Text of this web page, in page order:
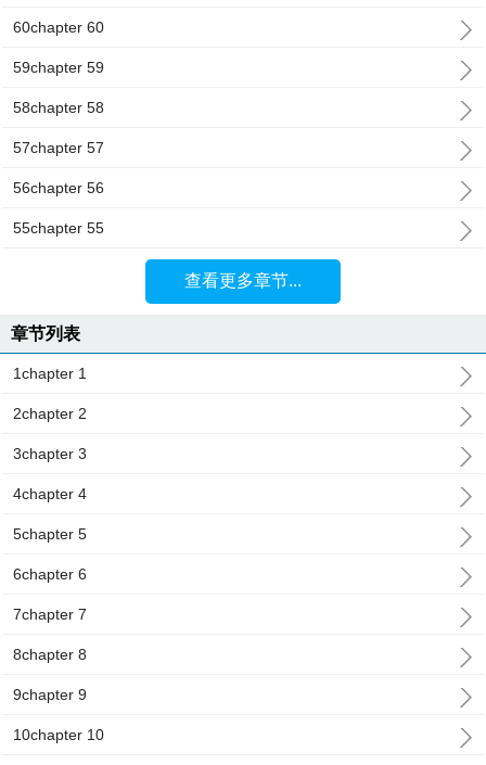
60chapter 60
59chapter 59
58chapter 58
57chapter 57
56chapter 56
55chapter 55
查看更多章节...
章节列表
1chapter 1
2chapter 2
3chapter 3
4chapter 4
5chapter 5
6chapter 6
7chapter 7
8chapter 8
9chapter 9
10chapter 10